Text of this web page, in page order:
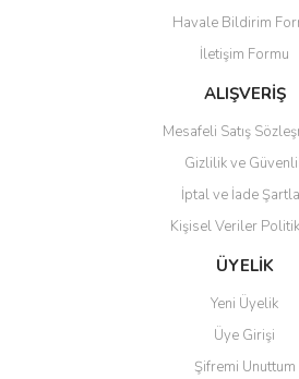
Ürün bilgilerinde hatalar bulunuyor.
Ürün fiyatı diğer sitelerden daha pahalı.
Bu ürüne benzer farklı alternatifler
Gönder
Havale Bildirim
İletişim Formu
ALIŞVERİŞ
Mesafeli Satış
Gizlilik ve
İptal ve İade
Kişisel Veriler
ÜYELİK
Yeni Üyelik
Üye Girişi
Şifremi Unuttum